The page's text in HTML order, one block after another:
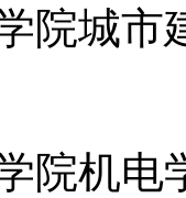
院城市
院机电